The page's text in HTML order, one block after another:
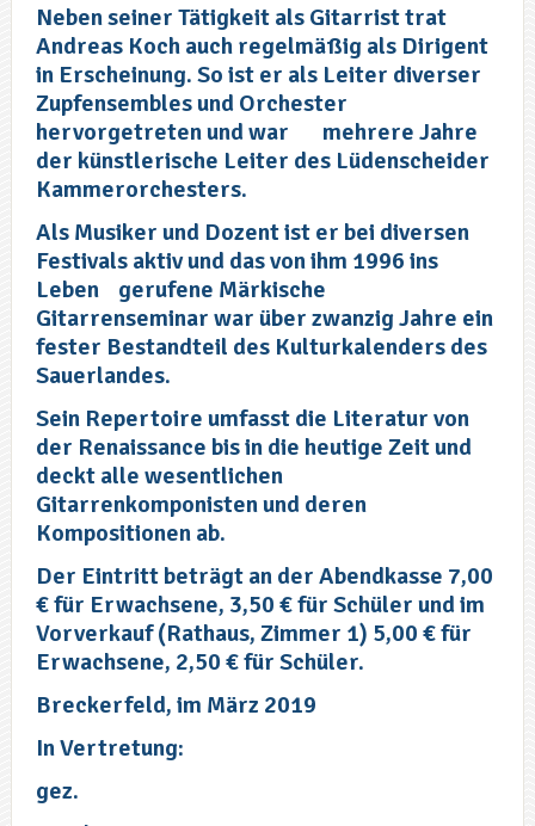
Neben seiner Tätigkeit als Gitarrist trat
Andreas Koch auch regelmäßig als Dirigent
in Erscheinung. So ist er als Leiter diverser
Zupfensembles und Orchester
hervorgetreten und war
mehrere Jahre
der künstlerische Leiter des Lüdenscheider
Kammerorchesters.
Als Musiker und Dozent ist er bei diversen
Festivals aktiv und das von ihm 1996 ins
Leben
gerufene Märkische
Gitarrenseminar war über zwanzig Jahre ein
fester Bestandteil des Kulturkalenders des
Sauerlandes.
Sein Repertoire umfasst die Literatur von
der Renaissance bis in die heutige Zeit und
deckt alle wesentlichen
Gitarrenkomponisten und deren
Kompositionen ab.
Der Eintritt beträgt an der Abendkasse 7,00
€ für Erwachsene, 3,50 € für Schüler und im
Vorverkauf (Rathaus, Zimmer 1) 5,00 € für
Erwachsene, 2,50 € für Schüler.
Breckerfeld, im März 2019
In Vertretung:
gez.